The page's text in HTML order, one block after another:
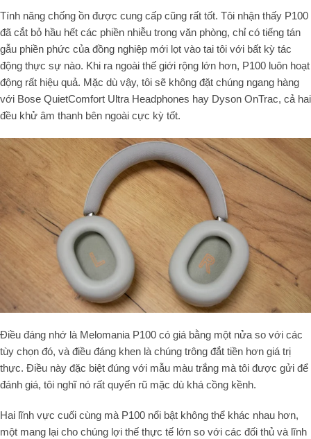
Tính năng chống ồn được cung cấp cũng rất tốt. Tôi nhận thấy P100
đã cắt bỏ hầu hết các phiền nhiễu trong văn phòng, chỉ có tiếng tán
gẫu phiền phức của đồng nghiệp mới lọt vào tai tôi với bất kỳ tác
động thực sự nào. Khi ra ngoài thế giới rộng lớn hơn, P100 luôn hoạt
động rất hiệu quả. Mặc dù vậy, tôi sẽ không đặt chúng ngang hàng
với Bose QuietComfort Ultra Headphones hay Dyson OnTrac, cả hai
đều khử âm thanh bên ngoài cực kỳ tốt.
Điều đáng nhớ là Melomania P100 có giá bằng một nửa so với các
tùy chọn đó, và điều đáng khen là chúng trông đắt tiền hơn giá trị
thực. Điều này đặc biệt đúng với mẫu màu trắng mà tôi được gửi để
đánh giá, tôi nghĩ nó rất quyến rũ mặc dù khá cồng kềnh.
Hai lĩnh vực cuối cùng mà P100 nổi bật không thể khác nhau hơn,
một mang lại cho chúng lợi thế thực tế lớn so với các đối thủ và lĩnh